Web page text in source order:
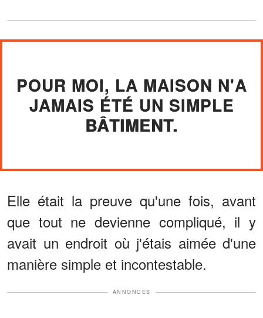
POUR MOI, LA MAISON N'A
JAMAIS ÉTÉ UN SIMPLE
BÂTIMENT.
Elle était la preuve qu'une fois, avant
que tout ne devienne compliqué, il y
avait un endroit où j'étais aimée d'une
manière simple et incontestable.
ANNONCES